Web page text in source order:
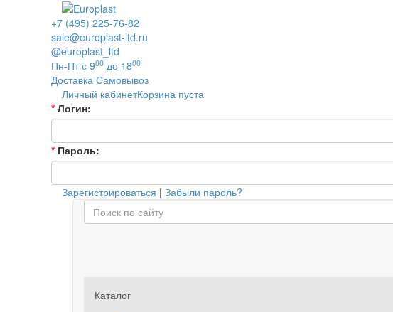
+7 (495) 225-76-82
sale@europlast-ltd.ru
@europlast_ltd
Пн-Пт с 900 до 1800
Доставка Самовывоз
Личный кабинетКорзина пуста
* Логин:
* Пароль:
Зарегистрироваться | Забыли пароль?
Каталог